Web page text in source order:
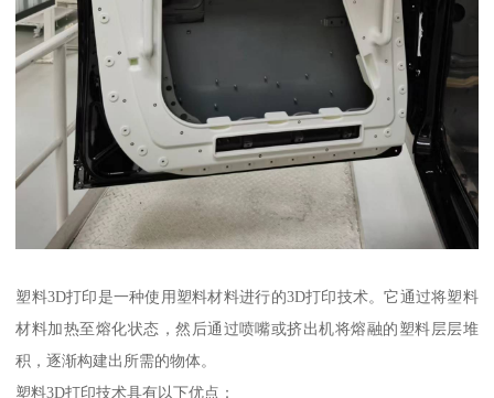
塑料3D打印是一种使用塑料材料进行的3D打印技术。它通过将塑料
材料加热至熔化状态，然后通过喷嘴或挤出机将熔融的塑料层层堆
积，逐渐构建出所需的物体。
塑料3D打印技术具有以下优点：